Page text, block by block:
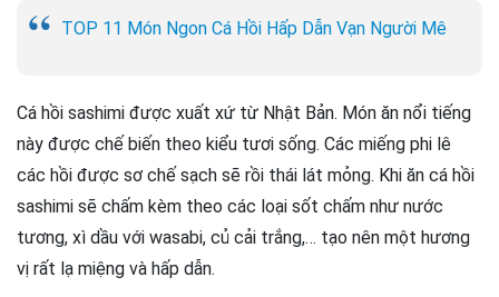
TOP 11 Món Ngon Cá Hồi Hấp Dẫn Vạn Người Mê
Cá hồi sashimi được xuất xứ từ Nhật Bản. Món ăn nổi tiếng
này được chế biến theo kiểu tươi sống. Các miếng phi lê
các hồi được sơ chế sạch sẽ rồi thái lát mỏng. Khi ăn cá hồi
sashimi sẽ chấm kèm theo các loại sốt chấm như nước
tương, xì dầu với wasabi, củ cải trắng,… tạo nên một hương
vị rất lạ miệng và hấp dẫn.